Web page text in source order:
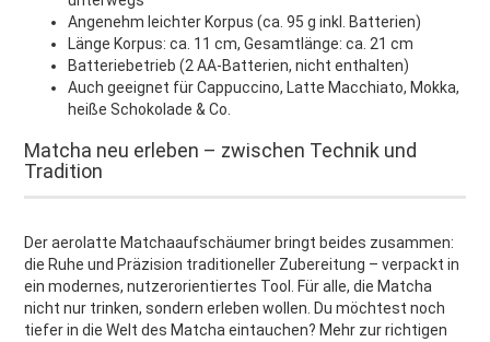
Angenehm leichter Korpus (ca. 95 g inkl. Batterien)
Länge Korpus: ca. 11 cm, Gesamtlänge: ca. 21 cm
Batteriebetrieb (2 AA-Batterien, nicht enthalten)
Auch geeignet für Cappuccino, Latte Macchiato, Mokka,
heiße Schokolade & Co.
Matcha neu erleben – zwischen Technik und
Tradition
Der aerolatte Matchaaufschäumer bringt beides zusammen:
die Ruhe und Präzision traditioneller Zubereitung – verpackt in
ein modernes, nutzerorientiertes Tool. Für alle, die Matcha
nicht nur trinken, sondern erleben wollen. Du möchtest noch
tiefer in die Welt des Matcha eintauchen? Mehr zur richtigen